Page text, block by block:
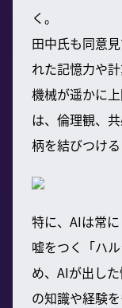
く。
田中氏も同意
れた記憶力や
機械が遥かに
は、倫理観、
柄を結びつけ
特に、AIは常
嘘をつく「ハ
め、AIが出し
の知識や経験